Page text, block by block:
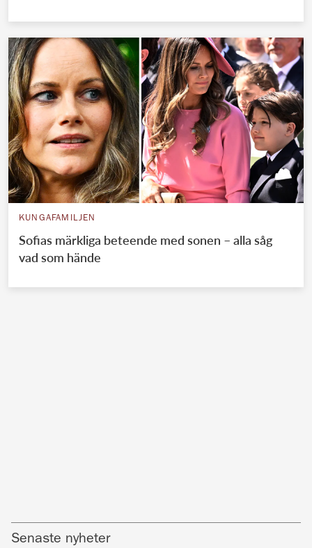
KUNGAFAMILJEN
Sofias märkliga beteende med sonen – alla såg
vad som hände
Senaste nyheter